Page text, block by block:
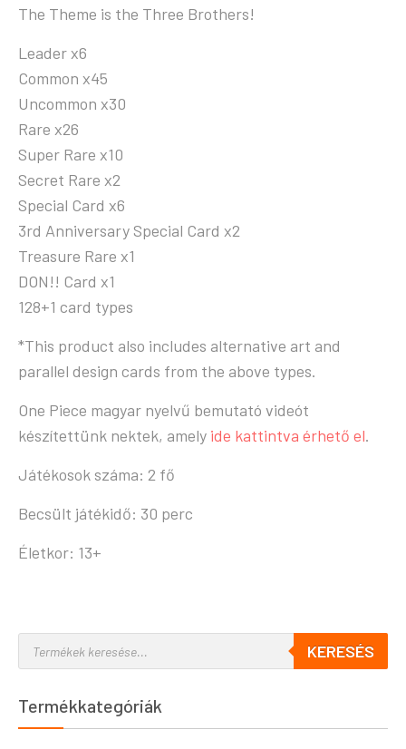
The Theme is the Three Brothers!
Leader x6
Common x45
Uncommon x30
Rare x26
Super Rare x10
Secret Rare x2
Special Card x6
3rd Anniversary Special Card x2
Treasure Rare x1
DON!! Card x1
128+1 card types
*This product also includes alternative art and
parallel design cards from the above types.
One Piece magyar nyelvű bemutató videót
készítettünk nektek, amely ide kattintva érhető el.
Játékosok száma: 2 fő
Becsült játékidő: 30 perc
Életkor: 13+
KERESÉS
Termékkategóriák